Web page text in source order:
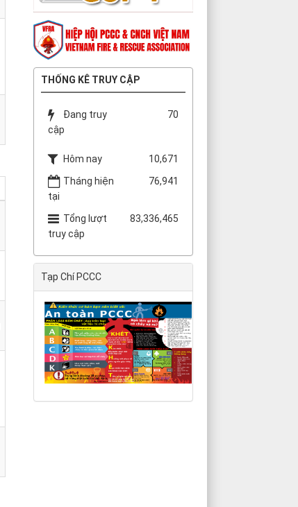
THỐNG KÊ TRUY CẬP
Đang truy
cập
70
Hôm nay
10,671
Tháng hiện
tại
76,941
Tổng lượt
truy cập
83,336,465
Tạp Chí PCCC